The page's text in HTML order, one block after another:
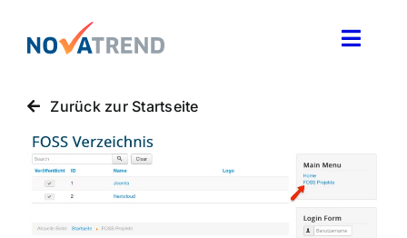
Inhalt
springen
Toggle
Blog
Novatrend News
Zurück zur Startseite